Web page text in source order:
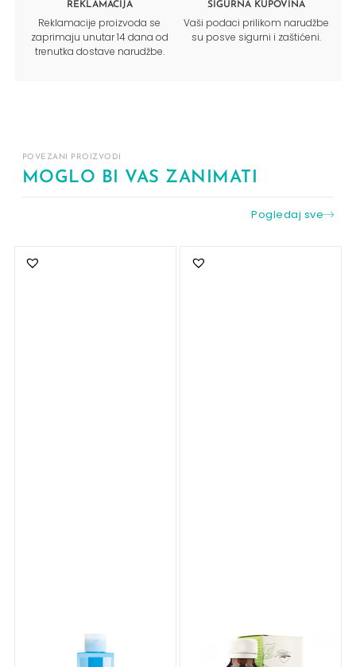
REKLAMACIJA
Reklamacije proizvoda se
zaprimaju unutar 14 dana od
trenutka dostave narudžbe.
SIGURNA KUPOVINA
Vaši podaci prilikom narudžbe
su posve sigurni i zaštićeni.
POVEZANI PROIZVODI
MOGLO BI VAS ZANIMATI
Pogledaj sve